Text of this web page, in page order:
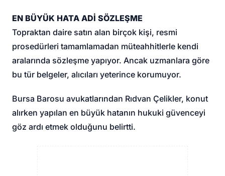
EN BÜYÜK HATA ADİ SÖZLEŞME
Topraktan daire satın alan birçok kişi, resmi
prosedürleri tamamlamadan müteahhitlerle kendi
aralarında sözleşme yapıyor. Ancak uzmanlara göre
bu tür belgeler, alıcıları yeterince korumuyor.
Bursa Barosu avukatlarından Rıdvan Çelikler, konut
alırken yapılan en büyük hatanın hukuki güvenceyi
göz ardı etmek olduğunu belirtti.